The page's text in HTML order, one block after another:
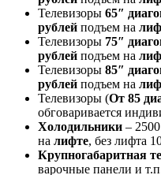
Телевизоры 65″
рублей подъем на
Телевизоры 75″
рублей подъем на
Телевизоры 85″
рублей подъем на
Телевизоры (От 85
обговаривается
Холодильники –
на лифте, без лифта
Крупногабаритная
варочные панели и